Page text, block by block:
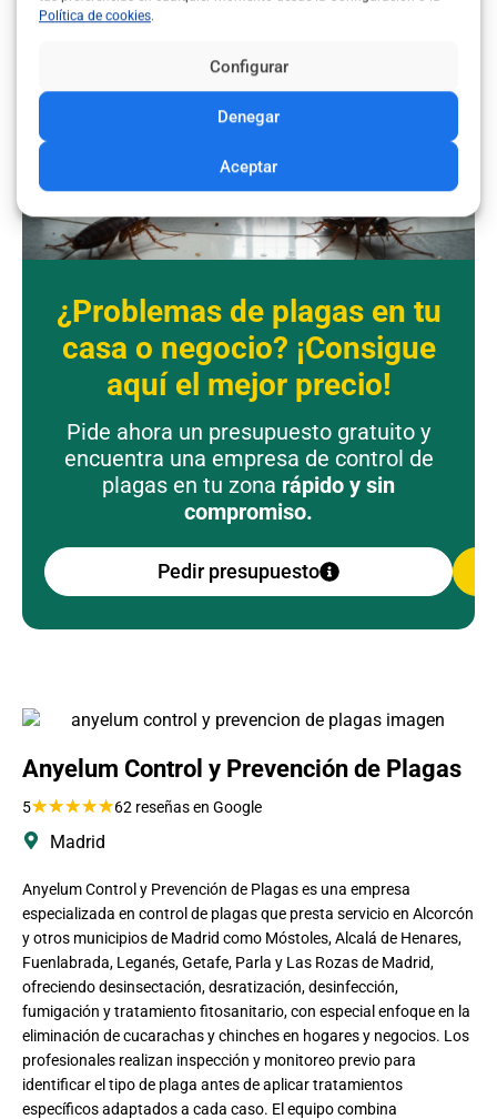
Política de cookies.
Aceptar
Denegar
Configurar
¿Problemas de plagas en tu
casa o negocio? ¡Consigue
aquí el mejor precio!
Pide ahora un presupuesto gratuito y
encuentra una empresa de control de
plagas en tu zona rápido y sin
compromiso.
Pedir presupuesto
Anyelum Control y Prevención de Plagas
5★★★★★62 reseñas en Google
Madrid
Anyelum Control y Prevención de Plagas es una empresa
especializada en control de plagas que presta servicio en Alcorcón
y otros municipios de Madrid como Móstoles, Alcalá de Henares,
Fuenlabrada, Leganés, Getafe, Parla y Las Rozas de Madrid,
ofreciendo desinsectación, desratización, desinfección,
fumigación y tratamiento fitosanitario, con especial enfoque en la
eliminación de cucarachas y chinches en hogares y negocios. Los
profesionales realizan inspección y monitoreo previo para
identificar el tipo de plaga antes de aplicar tratamientos
específicos adaptados a cada caso. El equipo combina